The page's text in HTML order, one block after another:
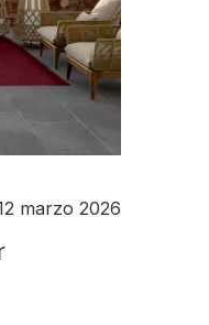
marzo 2026